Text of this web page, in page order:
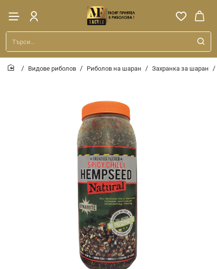
Търси...
Видове риболов Риболов на шаран Захранка за шаран